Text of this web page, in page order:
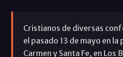
Cristianos de diversas
el pasado 13 de mayo en
Carmen y Santa Fe, en Los